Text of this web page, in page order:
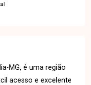
MG, é uma região
acesso e excelente